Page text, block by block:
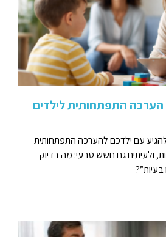
התפתחותית לילדים
עם ילדכם להערכה התפתחותית
ולעיתים גם חשש טבעי: מה בדיוק